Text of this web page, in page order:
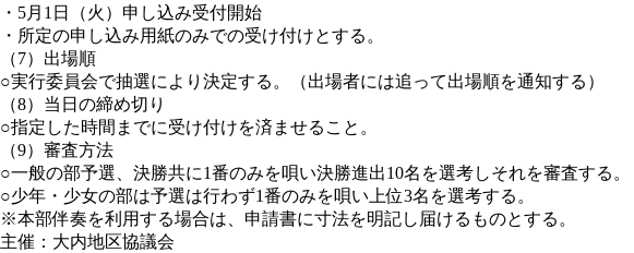
・5月1日（火）申し込み受付開始
・所定の申し込み用紙のみでの受け付けとする。
（7）出場順
○実行委員会で抽選により決定する。（出場者には追って出場順を通知する）
（8）当日の締め切り
○指定した時間までに受け付けを済ませること。
（9）審査方法
○一般の部予選、決勝共に1番のみを唄い決勝進出10名を選考しそれを審査する。
○少年・少女の部は予選は行わず1番のみを唄い上位3名を選考する。
※本部伴奏を利用する場合は、申請書に寸法を明記し届けるものとする。
主催：大内地区協議会